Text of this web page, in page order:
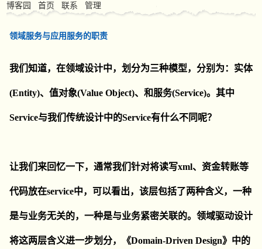
博客园 首页 联系 管理
领域服务与应用服务的职责
我们知道，在领域设计中，划分为三种模型，分别为：实体
(Entity)、值对象(Value Object)、和服务(Service)。其中
Service与我们传统设计中的Service有什么不同呢？
让我们来回忆一下，通常我们针对将读写xml、资金转账等
代码放在service中，可以看出，该层包括了两种含义，一种
是与业务无关的，一种是与业务紧密关联的。领域驱动设计
将这两层含义进一步划分，《Domain-Driven Design》中的